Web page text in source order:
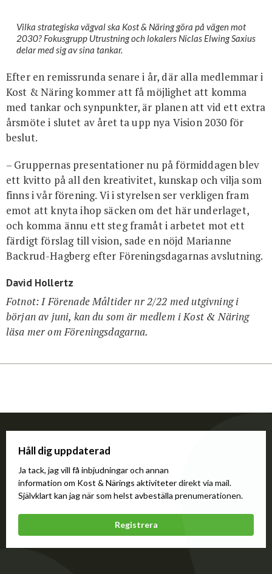
Vilka strategiska vägval ska Kost & Näring göra på vägen mot
2030? Fokusgrupp Utrustning och lokalers Niclas Elwing Saxius
delar med sig av sina tankar.
Efter en remissrunda senare i år, där alla medlemmar i
Kost & Näring kommer att få möjlighet att komma
med tankar och synpunkter, är planen att vid ett extra
årsmöte i slutet av året ta upp nya Vision 2030 för
beslut.
– Gruppernas presentationer nu på förmiddagen blev
ett kvitto på all den kreativitet, kunskap och vilja som
finns i vår förening. Vi i styrelsen ser verkligen fram
emot att knyta ihop säcken om det här underlaget,
och komma ännu ett steg framåt i arbetet mot ett
färdigt förslag till vision, sade en nöjd Marianne
Backrud-Hagberg efter Föreningsdagarnas avslutning.
David Hollertz
Fotnot: I Förenade Måltider nr 2/22 med utgivning i
början av juni, kan du som är medlem i Kost & Näring
läsa mer om Förenings­dagarna.
Håll dig uppdaterad
Ja tack, jag vill få inbjudningar och annan
information om Kost & Närings aktiviteter direkt via mail.
Självklart kan jag när som helst avbeställa prenumerationen.
Registrera